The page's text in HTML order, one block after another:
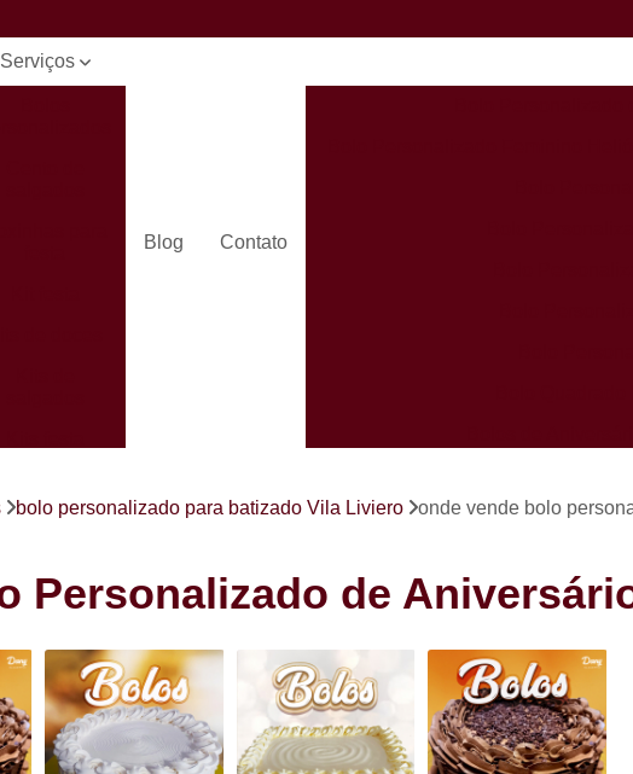
Serviços
pastéis
para
Blog Contato
Bolos
Cento de
Cento de
Cento de Salgado São João
Cento de
bolo personalizado para batizado Vila Liviero onde vende bolo
Personalizado de